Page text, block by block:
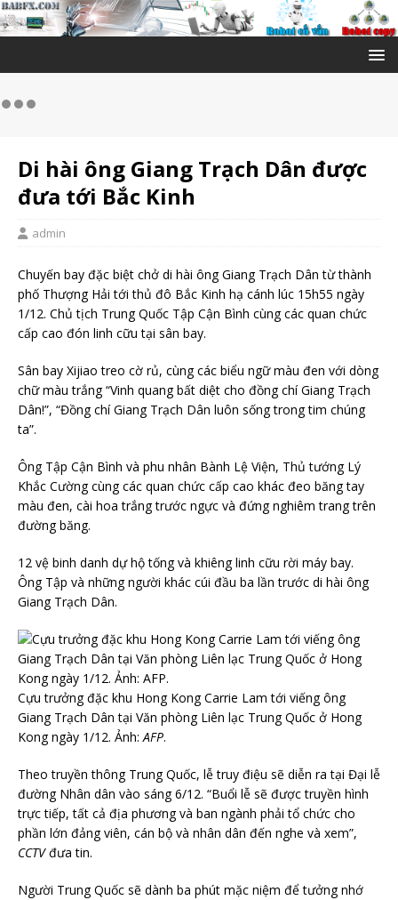
Di hài ông Giang Trạch Dân được
đưa tới Bắc Kinh
admin
Chuyến bay đặc biệt chở di hài ông Giang Trạch Dân từ thành
phố Thượng Hải tới thủ đô Bắc Kinh hạ cánh lúc 15h55 ngày
1/12. Chủ tịch Trung Quốc Tập Cận Bình cùng các quan chức
cấp cao đón linh cữu tại sân bay.
Sân bay Xijiao treo cờ rủ, cùng các biểu ngữ màu đen với dòng
chữ màu trắng “Vinh quang bất diệt cho đồng chí Giang Trạch
Dân!”, “Đồng chí Giang Trạch Dân luôn sống trong tim chúng
ta”.
Ông Tập Cận Bình và phu nhân Bành Lệ Viện, Thủ tướng Lý
Khắc Cường cùng các quan chức cấp cao khác đeo băng tay
màu đen, cài hoa trắng trước ngực và đứng nghiêm trang trên
đường băng.
12 vệ binh danh dự hộ tống và khiêng linh cữu rời máy bay.
Ông Tập và những người khác cúi đầu ba lần trước di hài ông
Giang Trạch Dân.
Cựu trưởng đặc khu Hong Kong Carrie Lam tới viếng ông
Giang Trạch Dân tại Văn phòng Liên lạc Trung Quốc ở Hong
Kong ngày 1/12. Ảnh:AFP.
Theo truyền thông Trung Quốc, lễ truy điệu sẽ diễn ra tại Đại lễ
đường Nhân dân vào sáng 6/12. “Buổi lễ sẽ được truyền hình
trực tiếp, tất cả địa phương và ban ngành phải tổ chức cho
phần lớn đảng viên, cán bộ và nhân dân đến nghe và xem”,
CCTVđưa tin.
Người Trung Quốc sẽ dành ba phút mặc niệm để tưởng nhớ